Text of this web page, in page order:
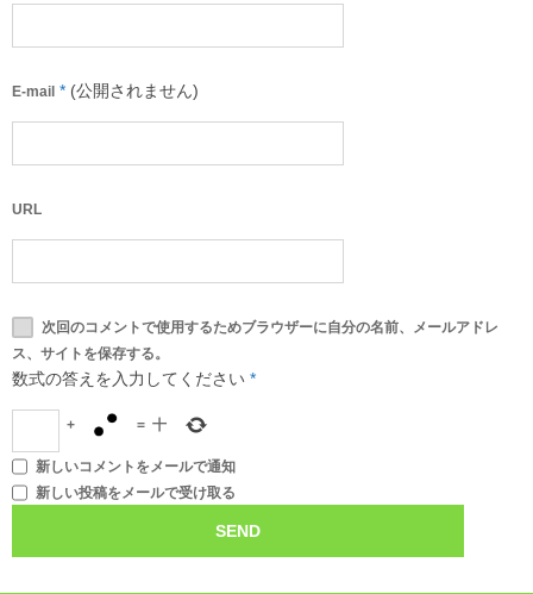
E-mail * (公開されません)
URL
次回のコメントで使用するためブラウザーに自分の名前、メールアドレ
ス、サイトを保存する。
数式の答えを入力してください *
+ = 十
新しいコメントをメールで通知
新しい投稿をメールで受け取る